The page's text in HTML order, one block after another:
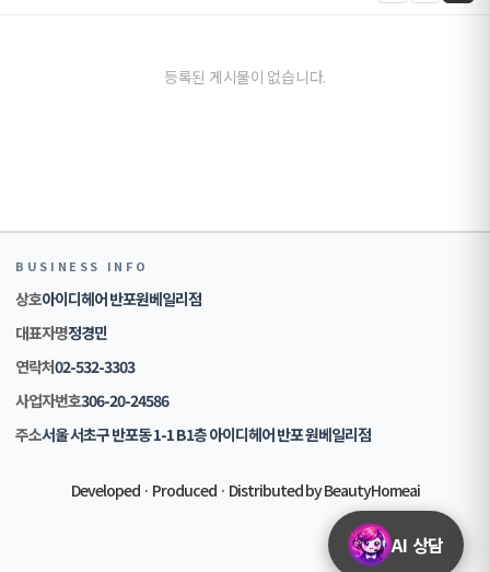
AI 상담
등록된 게시물이 없습니다.
BUSINESS INFO
상호아이디헤어 반포원베일리점
대표자명정경민
연락처02-532-3303
사업자번호306-20-24586
주소서울 서초구 반포동 1-1 B1층 아이디헤어 반포 원베일리점
Developed · Produced · Distributed by BeautyHomeai